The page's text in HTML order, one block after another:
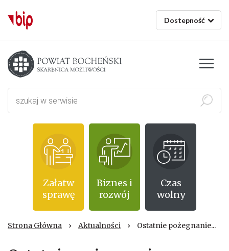
Dostepność
Starostwo powiatowe w Bochni
Szukaj
Załatw
sprawę
Biznes i
rozwój
Czas
wolny
Strona Główna › Aktualności › Ostatnie pożegnanie...